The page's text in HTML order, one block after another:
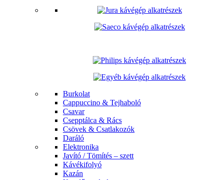
Burkolat
Cappuccino & Tejhaboló
Csavar
Csepptálca & Rács
Csövek & Csatlakozók
Daráló
Elektronika
Javító / Tömítés – szett
Kávékifolyó
Kazán